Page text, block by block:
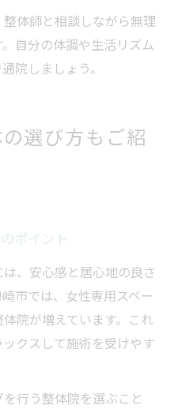
体師と相談しながら無理
自分の体調や生活リズム
院しましょう。
選び方もご紹
ポイント
、安心感と居心地の良さ
市では、女性専用スペー
院が増えています。これ
クスして施術を受けやす
行う整体院を選ぶこと